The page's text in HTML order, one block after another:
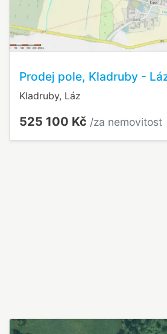
Prodej pole, Kladruby -
Kladruby, Láz
525 100 Kč /za nemovitost